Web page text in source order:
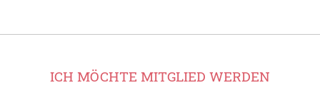
ICH MÖCHTE MITGLIED WERDEN